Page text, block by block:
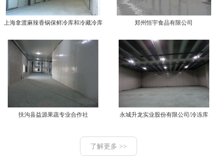
上海拿渡麻辣香锅保鲜冷库和冷藏冷库 郑州恒宇食品有限公司
扶沟县益源果蔬专业合作社 永城升龙实业股份有限公司/冷冻库
了解更多 >>